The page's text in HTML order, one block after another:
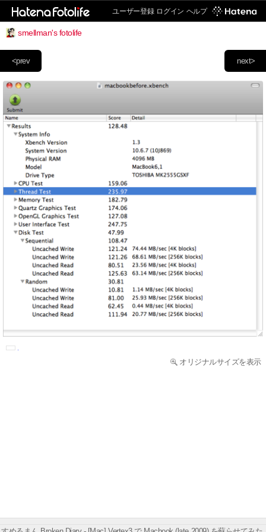
ユーザー登録 ログイン ヘルプ
smellman's fotolife
next>
<prev
オリジナルサイズを表示